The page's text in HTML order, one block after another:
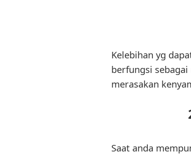
Kelebihan yg
berfungsi
merasakan
Saat anda